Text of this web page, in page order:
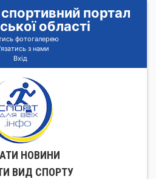
портал
області
фотогалерею
з нами
Вхід
НОВИНИ
ВИД СПОРТУ